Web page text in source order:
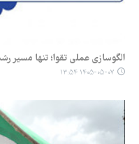
الگوسازی عملی تقوا؛ تنها مسیر
۱۴۰۵-۰۵-۰۷ ۱۳:۵۴